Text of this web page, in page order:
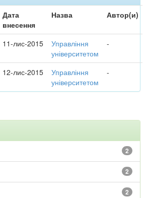
Дата
внесення
Назва Автор(и)
11-лис-2015
Управління
університетом
-
12-лис-2015
Управління
університетом
-
2
2
2